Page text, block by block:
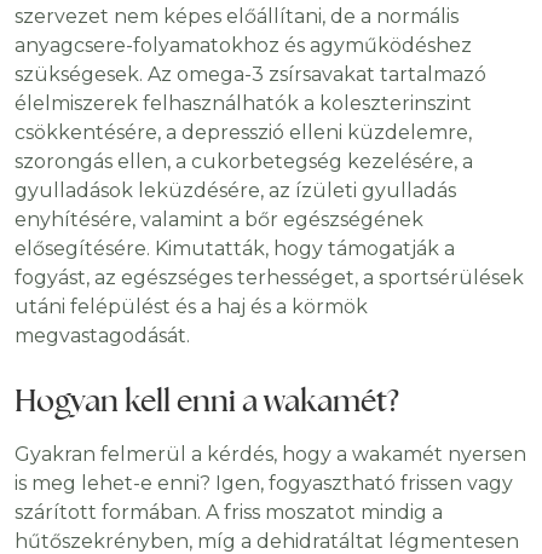
szervezet nem képes előállítani, de a normális
anyagcsere-folyamatokhoz és agyműködéshez
szükségesek. Az omega-3 zsírsavakat tartalmazó
élelmiszerek felhasználhatók a koleszterinszint
csökkentésére, a depresszió elleni küzdelemre,
szorongás ellen, a cukorbetegség kezelésére, a
gyulladások leküzdésére, az ízületi gyulladás
enyhítésére, valamint a bőr egészségének
elősegítésére. Kimutatták, hogy támogatják a
fogyást, az egészséges terhességet, a sportsérülések
utáni felépülést és a haj és a körmök
megvastagodását.
Hogyan kell enni a wakamét?
Gyakran felmerül a kérdés, hogy a wakamét nyersen
is meg lehet-e enni? Igen, fogyasztható frissen vagy
szárított formában. A friss moszatot mindig a
hűtőszekrényben, míg a dehidratáltat légmentesen